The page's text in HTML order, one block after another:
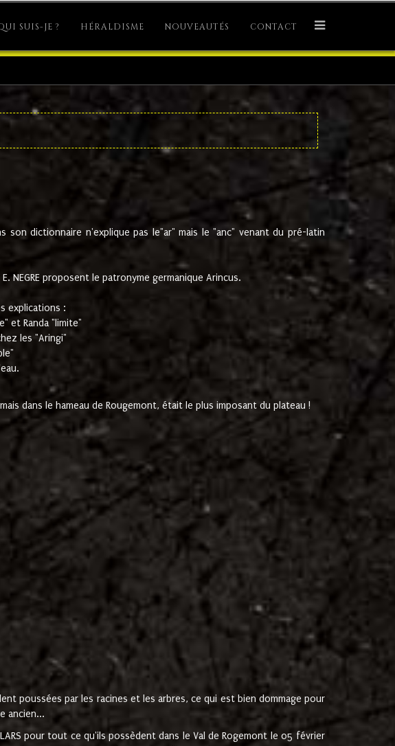
SUIS-JE ? HÉRALDISME NOUVEAUTÉS CONTACT
son dictionnaire n'explique pas le"ar" mais le "anc" venant du pré-latin
E. NEGRE proposent le patronyme germanique Arincus.
explications :
et Randa "limite"
les "Aringi"
dans le hameau de Rougemont, était le plus imposant du plateau !
poussées par les racines et les arbres, ce qui est bien dommage pour
ancien...
pour tout ce qu'ils possèdent dans le Val de Rogemont le 05 février